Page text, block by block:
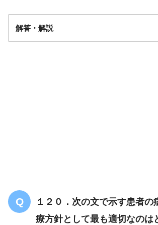
解答・解説
瘀血
１２０．次の文で示す患者の
療方針として最も適切なのは